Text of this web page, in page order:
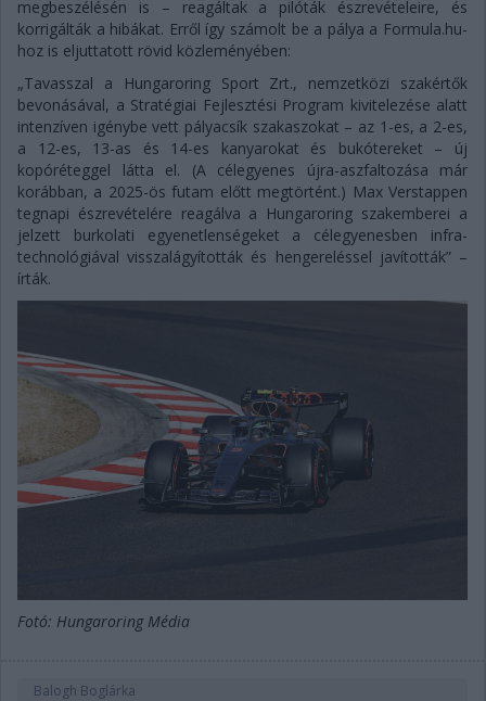
megbeszélésén is – reagáltak a pilóták észrevételeire, és
korrigálták a hibákat. Erről így számolt be a pálya a Formula.hu-
hoz is eljuttatott rövid közleményében:
„Tavasszal a Hungaroring Sport Zrt., nemzetközi szakértők
bevonásával, a Stratégiai Fejlesztési Program kivitelezése alatt
intenzíven igénybe vett pályacsík szakaszokat – az 1-es, a 2-es,
a 12-es, 13-as és 14-es kanyarokat és bukótereket – új
kopóréteggel látta el. (A célegyenes újra-aszfaltozása már
korábban, a 2025-ös futam előtt megtörtént.) Max Verstappen
tegnapi észrevételére reagálva a Hungaroring szakemberei a
jelzett burkolati egyenetlenségeket a célegyenesben infra-
technológiával visszalágyították és hengereléssel javították” –
írták.
Fotó: Hungaroring Média
Balogh Boglárka